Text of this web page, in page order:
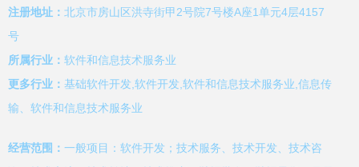
注册地址： 北京市房山区洪寺街甲2号院7号楼A座1单元4层4157
号
所属行业： 软件和信息技术服务业
更多行业： 基础软件开发,软件开发,软件和信息技术服务业,信息传
输、软件和信息技术服务业
经营范围： 一般项目：软件开发；技术服务、技术开发、技术咨